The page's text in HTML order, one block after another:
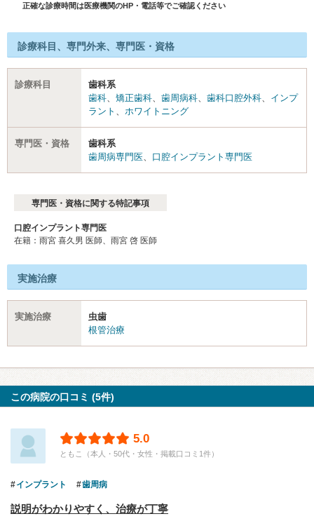
正確な診療時間は医療機関のHP・電話等でご確認ください
診療科目、専門外来、専門医・資格
診療科目
歯科系
歯科
矯正歯科 歯周病科 歯科口腔外科
インプ
ラント
ホワイトニング
専門医・資格
歯科系
歯周病専門医
口腔インプラント専門医
専門医・資格に関する特記事項
口腔インプラント専門医
在籍：雨宮 喜久男 医師、雨宮 啓 医師
実施治療
実施治療
虫歯
根管治療
この病院の口コミ (5件)
5.0
ともこ（本人・50代・女性・掲載口コミ1件）
インプラント 歯周病
説明がわかりやすく、治療が丁寧